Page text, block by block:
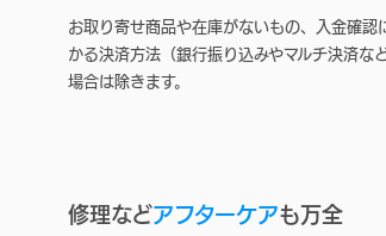
お取り寄せ商品や在庫がないもの、入金確認
かる決済方法（銀行振り込みやマルチ決済な
場合は除きます。
修理などアフターケアも万全